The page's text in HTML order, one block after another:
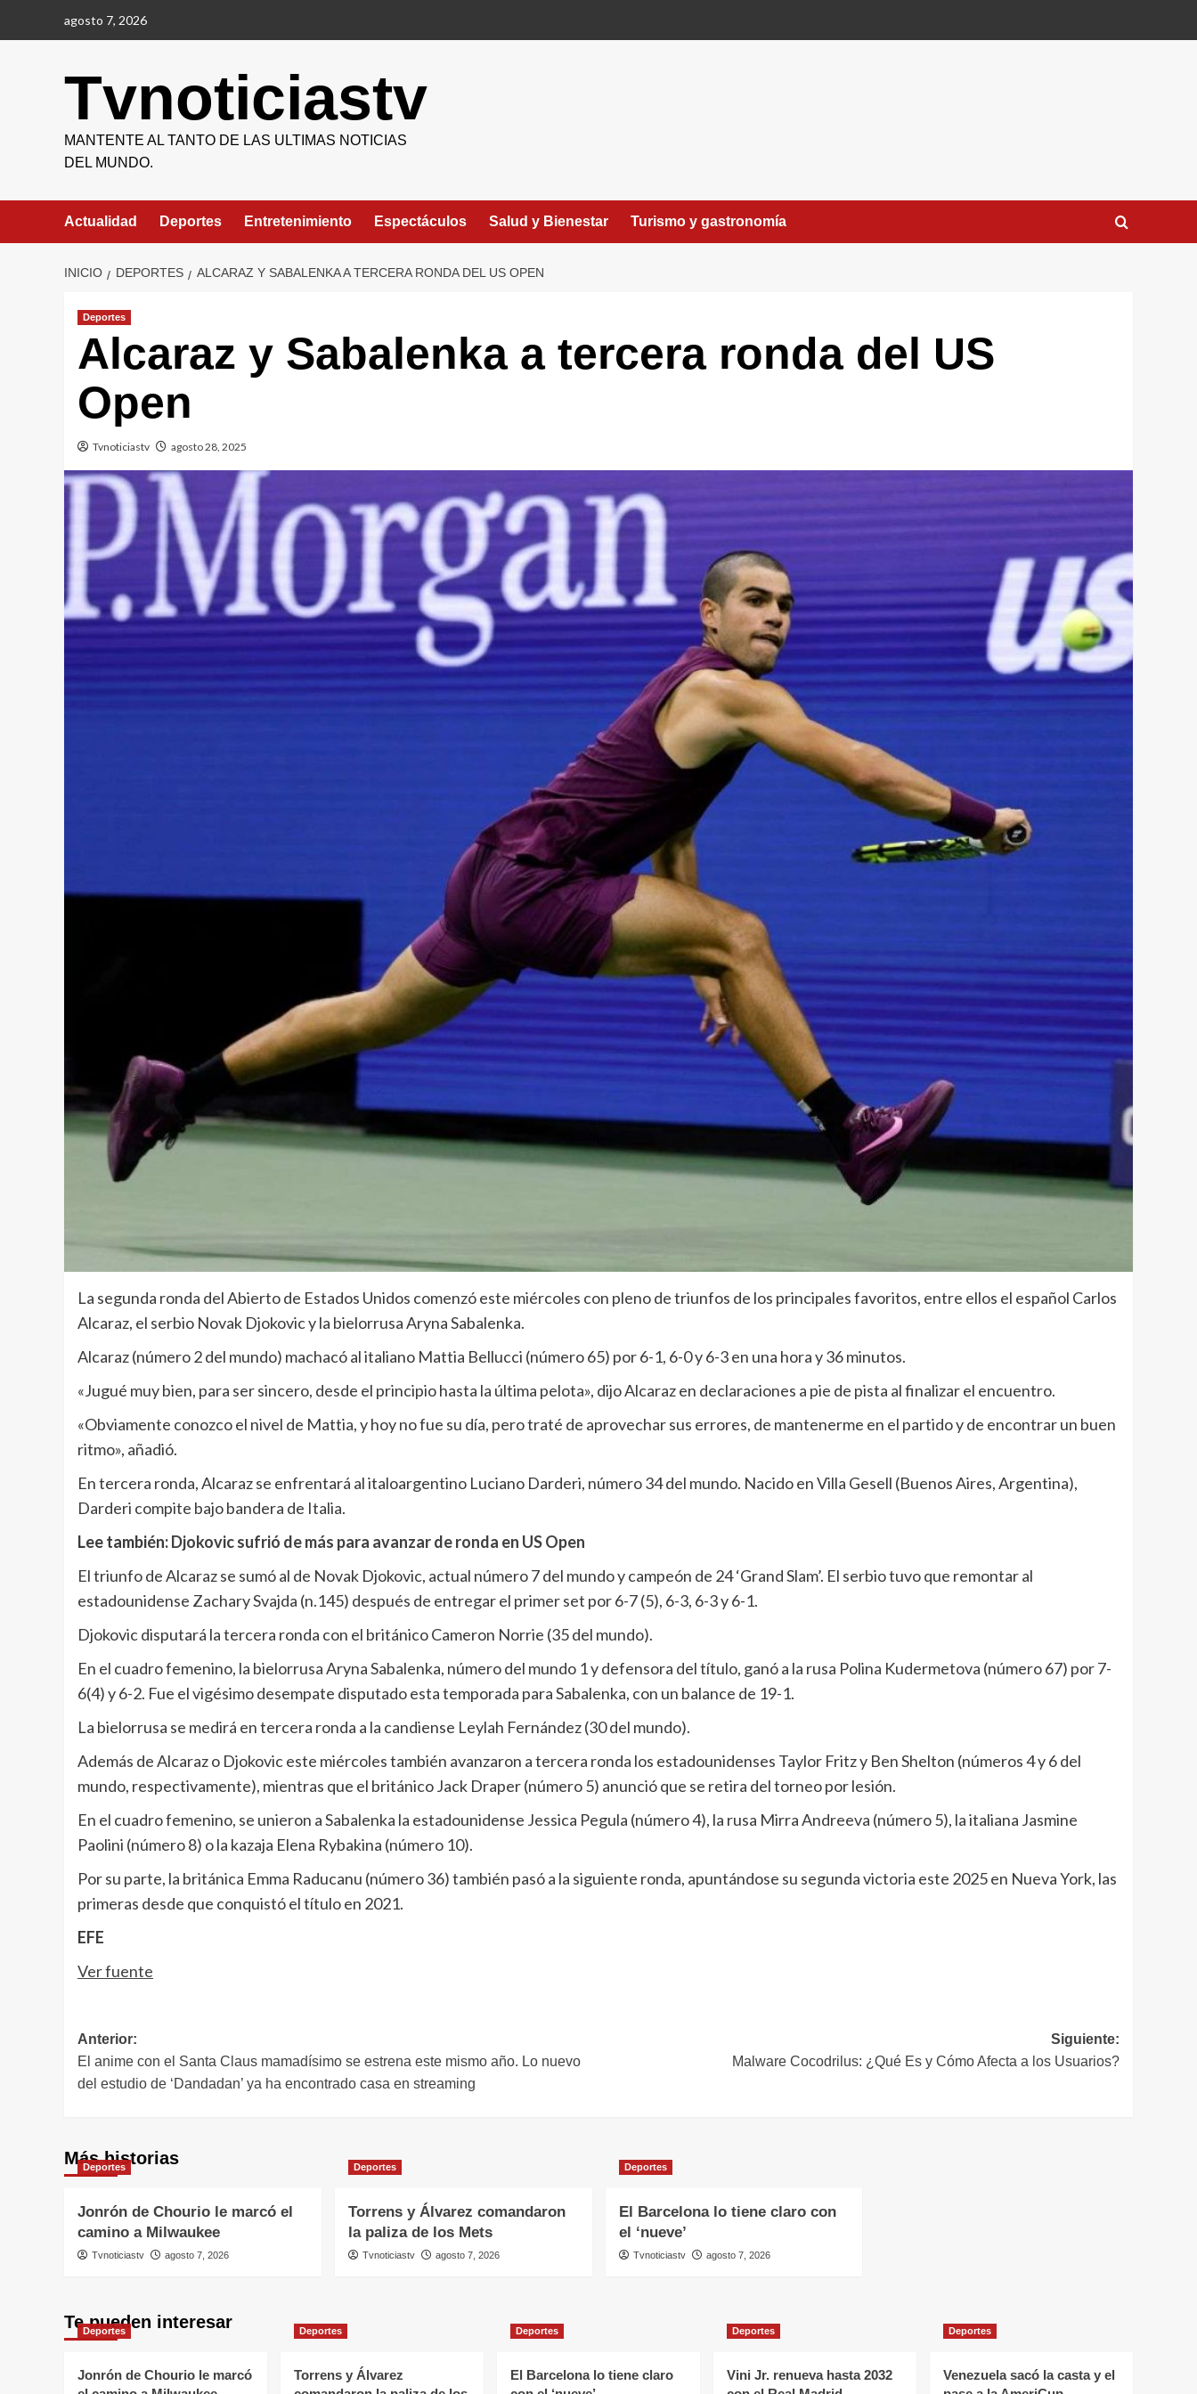
agosto 7, 2026
Tvnoticiastv
MANTENTE AL TANTO DE LAS ULTIMAS NOTICIAS
DEL MUNDO.
Actualidad Deportes Entretenimiento Espectáculos Salud y Bienestar Turismo y gastronomía
INICIO DEPORTES ALCARAZ Y SABALENKA A TERCERA RONDA DEL US OPEN
Deportes
Alcaraz y Sabalenka a tercera ronda del US
Open
Tvnoticiastv agosto 28, 2025
La segunda ronda del Abierto de Estados Unidos comenzó este miércoles con pleno de triunfos de los principales favoritos, entre ellos el español Carlos
Alcaraz, el serbio Novak Djokovic y la bielorrusa Aryna Sabalenka.
Alcaraz (número 2 del mundo) machacó al italiano Mattia Bellucci (número 65) por 6-1, 6-0 y 6-3 en una hora y 36 minutos.
«Jugué muy bien, para ser sincero, desde el principio hasta la última pelota», dijo Alcaraz en declaraciones a pie de pista al finalizar el encuentro.
«Obviamente conozco el nivel de Mattia, y hoy no fue su día, pero traté de aprovechar sus errores, de mantenerme en el partido y de encontrar un buen
ritmo», añadió.
En tercera ronda, Alcaraz se enfrentará al italoargentino Luciano Darderi, número 34 del mundo. Nacido en Villa Gesell (Buenos Aires, Argentina),
Darderi compite bajo bandera de Italia.
Lee también:Djokovic sufrió de más para avanzar de ronda en US Open
El triunfo de Alcaraz se sumó al de Novak Djokovic, actual número 7 del mundo y campeón de 24 ‘Grand Slam’. El serbio tuvo que remontar al
estadounidense Zachary Svajda (n.145) después de entregar el primer set por 6-7 (5), 6-3, 6-3 y 6-1.
Djokovic disputará la tercera ronda con el británico Cameron Norrie (35 del mundo).
En el cuadro femenino, la bielorrusa Aryna Sabalenka, número del mundo 1 y defensora del título, ganó a la rusa Polina Kudermetova (número 67) por 7-
6(4) y 6-2. Fue el vigésimo desempate disputado esta temporada para Sabalenka, con un balance de 19-1.
La bielorrusa se medirá en tercera ronda a la candiense Leylah Fernández (30 del mundo).
Además de Alcaraz o Djokovic este miércoles también avanzaron a tercera ronda los estadounidenses Taylor Fritz y Ben Shelton (números 4 y 6 del
mundo, respectivamente), mientras que el británico Jack Draper (número 5) anunció que se retira del torneo por lesión.
En el cuadro femenino, se unieron a Sabalenka la estadounidense Jessica Pegula (número 4), la rusa Mirra Andreeva (número 5), la italiana Jasmine
Paolini (número 8) o la kazaja Elena Rybakina (número 10).
Por su parte, la británica Emma Raducanu (número 36) también pasó a la siguiente ronda, apuntándose su segunda victoria este 2025 en Nueva York, las
primeras desde que conquistó el título en 2021.
EFE
Ver fuente
Navegación
de
Anterior:
El anime con el Santa Claus mamadísimo se estrena este mismo año. Lo nuevo
del estudio de ‘Dandadan’ ya ha encontrado casa en streaming
Siguiente:
Malware Cocodrilus: ¿Qué Es y Cómo Afecta a los Usuarios?
Más historias
Deportes
Jonrón de Chourio le marcó el
camino a Milwaukee
Tvnoticiastv agosto 7, 2026
Deportes
Torrens y Álvarez comandaron
la paliza de los Mets
Tvnoticiastv agosto 7, 2026
Deportes
El Barcelona lo tiene claro con
el ‘nueve’
Tvnoticiastv agosto 7, 2026
Te pueden interesar
Deportes
Jonrón de Chourio le marcó
Deportes
Torrens y Álvarez
Deportes
El Barcelona lo tiene claro
Deportes
Vini Jr. renueva hasta 2032
Deportes
Venezuela sacó la casta y el